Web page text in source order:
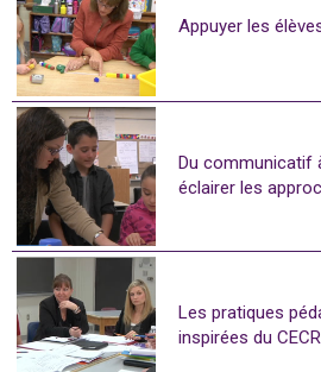
Appuyer les
Du communicatif
éclairer les
Les pratiques
inspirées du CECR